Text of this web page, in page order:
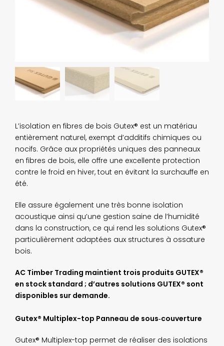
L’isolation en fibres de bois Gutex® est un matériau
entièrement naturel, exempt d’additifs chimiques ou
nocifs. Grâce aux propriétés uniques des panneaux
en fibres de bois, elle offre une excellente protection
contre le froid en hiver, tout en évitant la surchauffe en
été.
Elle assure également une très bonne isolation
acoustique ainsi qu’une gestion saine de l’humidité
dans la construction, ce qui rend les solutions Gutex®
particulièrement adaptées aux structures à ossature
bois.
AC Timber Trading maintient trois produits GUTEX®
en stock standard ; d’autres solutions GUTEX® sont
disponibles sur demande.
Gutex® Multiplex-top Panneau de sous‑couverture
Gutex® Multiplex-top permet de réaliser des isolations